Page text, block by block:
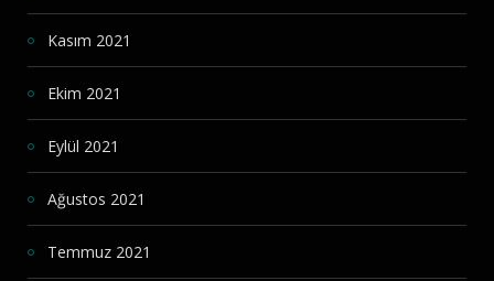
Kasım 2021
Ekim 2021
Eylül 2021
Ağustos 2021
Temmuz 2021